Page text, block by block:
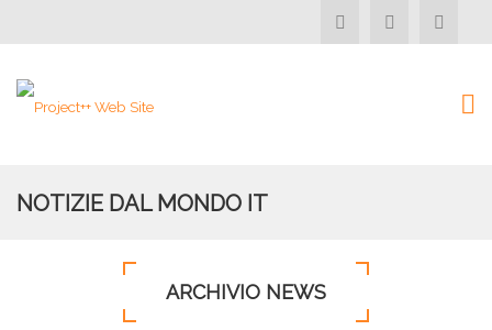
NOTIZIE DAL MONDO IT
ARCHIVIO NEWS